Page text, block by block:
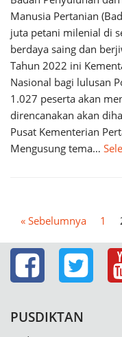
Manusia Pertanian
juta petani milenial di
berdaya saing dan
Tahun 2022 ini
Nasional bagi lulusan
1.027 peserta akan
direncanakan akan
Pusat Kementerian
Mengusung tema…
« Sebelumnya 1
PUSDIKTAN